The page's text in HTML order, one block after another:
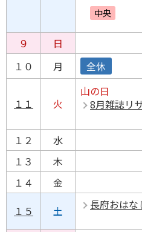
中央
９
日
１０
月 全休
１１ 火
山の日
8月雑誌リ
１２
水
１３
木
１４
金
１５
土 長府おはな